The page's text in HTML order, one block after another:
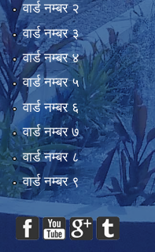
वार्ड न‌म्बर २
वार्ड न‌म्बर ३
वार्ड न‌म्बर ४
वार्ड न‌म्बर ५
वार्ड न‌म्बर ६
वार्ड न‌म्बर ७
वार्ड न‌म्बर ८
वार्ड न‌म्बर ९